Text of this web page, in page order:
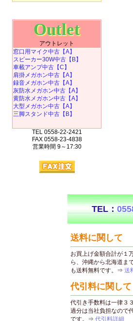
Outlet
アウトレット
窓口用マイク中古【A】
スピーカー30W中古【B】
車載アンプ中古【C】
肩掛メガホン中古【A】
録音メガホン中古【A】
灰防水メガホン中古【A】
黄防水メガホン中古【A】
大型メガホン中古【A】
三脚スタンド中古【B】
TEL 0558-22-2421
FAX 0558-23-4838
営業時間 9～17:30